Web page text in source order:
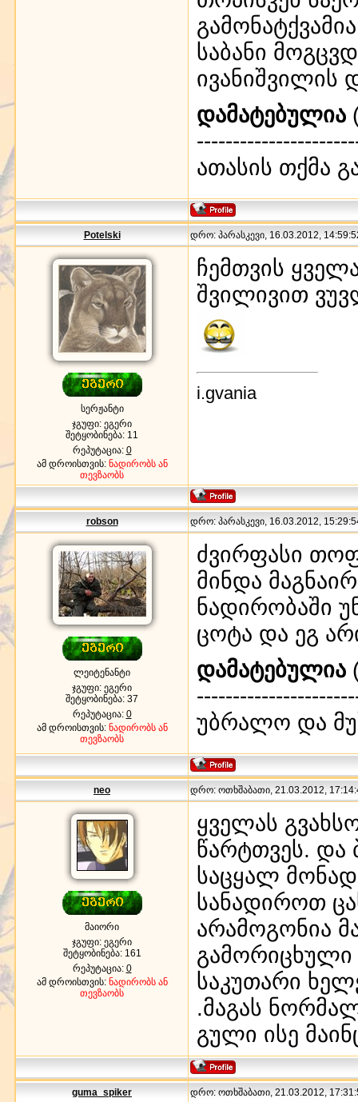
საბანი
ივანიშვილის
დამატებულია
ათასის თქმა
Potelski დრო: პარასკევი, 16.03.2012,
სერჟანტი
ჯგუფი: ეგერი
შეტყობინება: 11
რეპუტაცია: 0
ამ დროისთვის: ნადირობს ან
თევზაობს
ჩემთვის
შვილივით
i.gvania
robson დრო: პარასკევი, 16.03.2012,
ლეიტენანტი
ჯგუფი: ეგერი
შეტყობინება: 37
რეპუტაცია: 0
ამ დროისთვის: ნადირობს ან
თევზაობს
ძვირფასი
მინდა
ნადირობაში
ცოტა და ეგ
დამატებულია
უბრალო და
neo დრო: ოთხშაბათი, 21.03.2012,
მაიორი
ჯგუფი: ეგერი
შეტყობინება: 161
რეპუტაცია: 0
ამ დროისთვის: ნადირობს ან
თევზაობს
ყველას
წარტთვეს. და
საცყალ
სანადიროთ
არამოგონია
საკუთარი
.მაგას
გული ისე
guma_spiker დრო: ოთხშაბათი, 21.03.2012,